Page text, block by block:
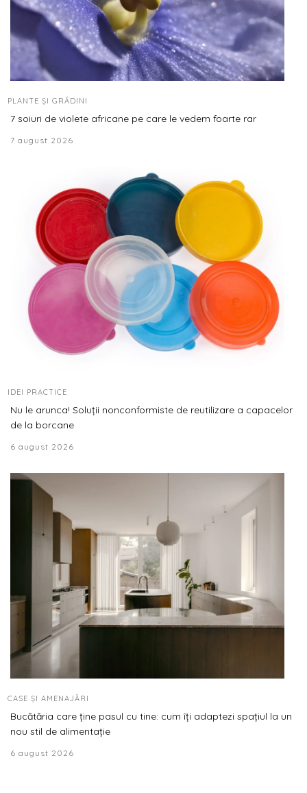
PLANTE ȘI GRĂDINI
7 soiuri de violete africane pe care le vedem foarte rar
7 august 2026
IDEI PRACTICE
Nu le arunca! Soluții nonconformiste de reutilizare a capacelor
de la borcane
6 august 2026
CASE ȘI AMENAJĂRI
Bucătăria care ține pasul cu tine: cum îți adaptezi spațiul la un
nou stil de alimentație
6 august 2026